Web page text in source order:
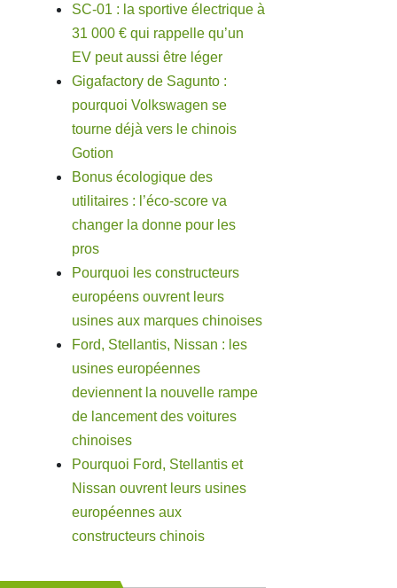
SC-01 : la sportive électrique à
31 000 € qui rappelle qu’un
EV peut aussi être léger
Gigafactory de Sagunto :
pourquoi Volkswagen se
tourne déjà vers le chinois
Gotion
Bonus écologique des
utilitaires : l’éco-score va
changer la donne pour les
pros
Pourquoi les constructeurs
européens ouvrent leurs
usines aux marques chinoises
Ford, Stellantis, Nissan : les
usines européennes
deviennent la nouvelle rampe
de lancement des voitures
chinoises
Pourquoi Ford, Stellantis et
Nissan ouvrent leurs usines
européennes aux
constructeurs chinois